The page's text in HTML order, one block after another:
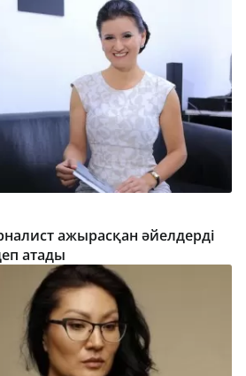
ажырасқан әйелдерді
атады